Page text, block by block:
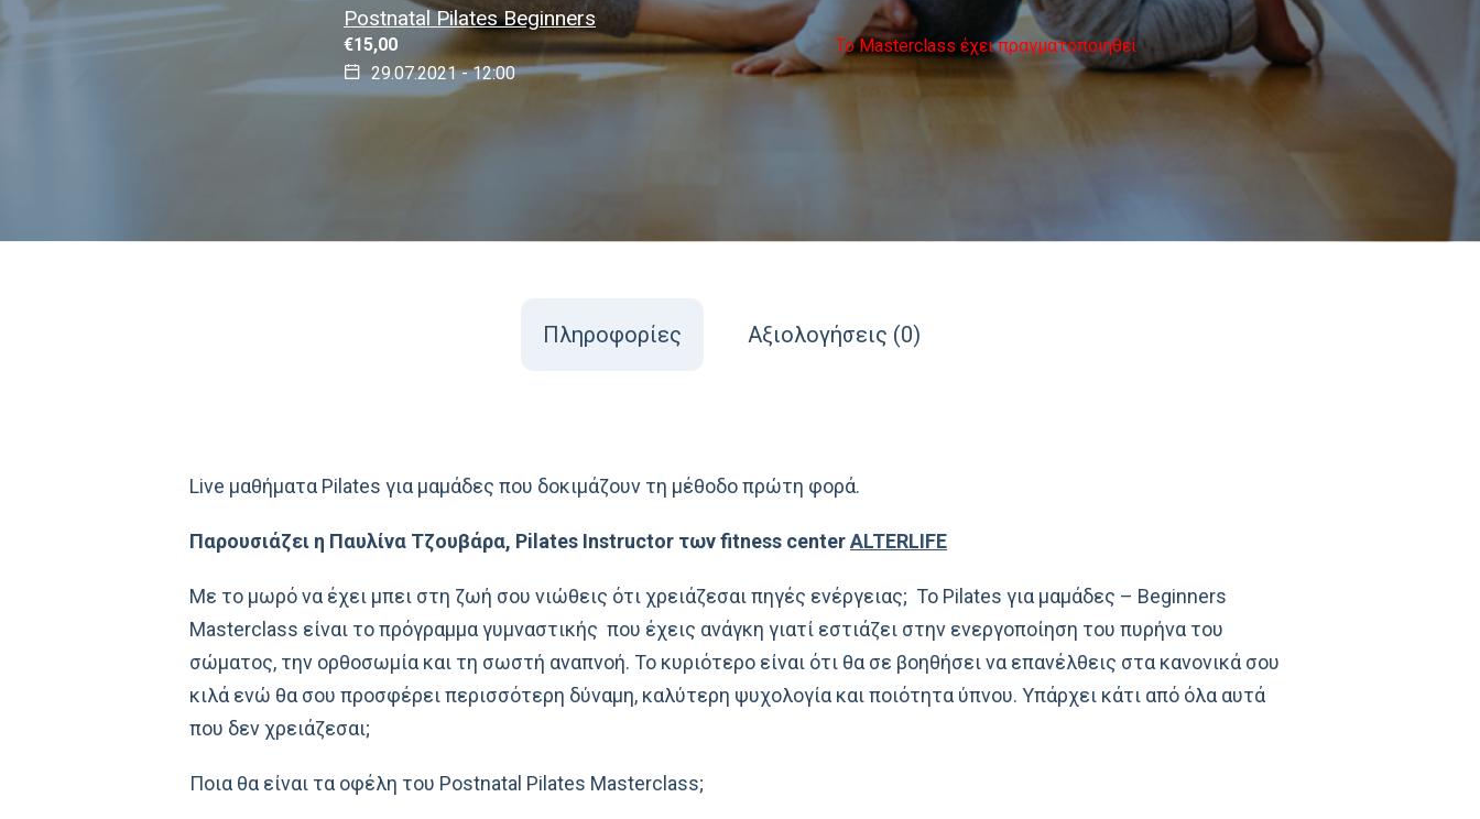
Postnatal Pilates Beginners
€15,00
29.07.2021 - 12:00
Το Masterclass έχει πραγματοποιηθεί
Πληροφορίες Αξιολογήσεις (0)
Live μαθήματα Pilates για μαμάδες που δοκιμάζουν τη μέθοδο πρώτη φορά.
Παρουσιάζει η Παυλίνα Tζουβάρα, Pilates Instructor των fitness centerALTERLIFE
Με το μωρό να έχει μπει στη ζωή σου νιώθεις ότι χρειάζεσαι πηγές ενέργειας; Το Pilates για μαμάδες – Beginners
Μasterclass είναι το πρόγραμμα γυμναστικής που έχεις ανάγκη γιατί εστιάζει στην ενεργοποίηση του πυρήνα του
σώματος, την ορθοσωμία και τη σωστή αναπνοή. Το κυριότερο είναι ότι θα σε βοηθήσει να επανέλθεις στα κανονικά σου
κιλά ενώ θα σου προσφέρει περισσότερη δύναμη, καλύτερη ψυχολογία και ποιότητα ύπνου. Υπάρχει κάτι από όλα αυτά
που δεν χρειάζεσαι;
Ποια θα είναι τα οφέλη του Postnatal Pilates Masterclass;